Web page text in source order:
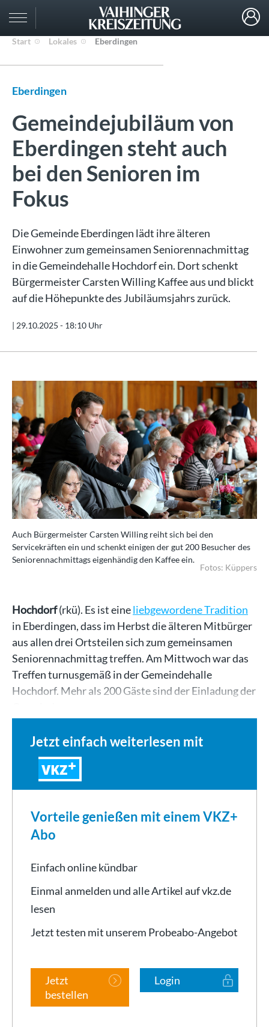
Start Lokales Eberdingen
Eberdingen
Gemeindejubiläum von
Eberdingen steht auch
bei den Senioren im
Fokus
Die Gemeinde Eberdingen lädt ihre älteren
Einwohner zum gemeinsamen Seniorennachmittag
in die Gemeindehalle Hochdorf ein. Dort schenkt
Bürgermeister Carsten Willing Kaffee aus und blickt
auf die Höhepunkte des Jubiläumsjahrs zurück.
| 29.10.2025 - 18:10 Uhr
Auch Bürgermeister Carsten Willing reiht sich bei den
Servicekräften ein und schenkt einigen der gut 200 Besucher des
Seniorennachmittags eigenhändig den Kaffee ein.
Fotos: Küppers
Hochdorf(rkü). Es ist eineliebgewordene Tradition
in Eberdingen, dass im Herbst die älteren Mitbürger
aus allen drei Ortsteilen sich zum gemeinsamen
Seniorennachmittag treffen. Am Mittwoch war das
Treffen turnusgemäß in der Gemeindehalle
Hochdorf. Mehr als 200 Gäste sind der Einladung der
Jetzt einfach weiterlesen mit
VKZ
Vorteile genießen mit einem VKZ+
Abo
Einfach online kündbar
Einmal anmelden und alle Artikel auf vkz.de
lesen
Jetzt testen mit unserem Probeabo-Angebot
Jetzt
bestellen
Login